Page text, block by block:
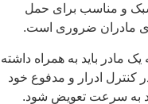
و مناسب برای حمل
مادران ضروری است.
مادر باید به همراه داشته
کنترل ادرار و مدفوع خود
به سرعت تعویض شود.